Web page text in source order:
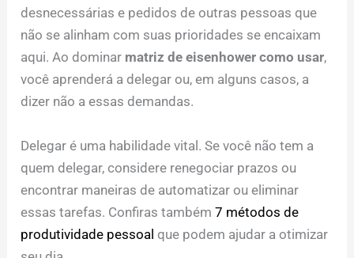
desnecessárias e pedidos de outras pessoas que
não se alinham com suas prioridades se encaixam
aqui. Ao dominar matriz de eisenhower como usar,
você aprenderá a delegar ou, em alguns casos, a
dizer não a essas demandas.
Delegar é uma habilidade vital. Se você não tem a
quem delegar, considere renegociar prazos ou
encontrar maneiras de automatizar ou eliminar
essas tarefas. Confiras também7 métodos de
produtividade pessoal que podem ajudar a otimizar